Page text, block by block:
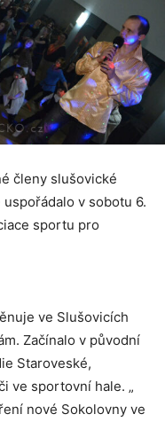
členy slušovické
v sobotu 6.
sportu pro
ve Slušovicích
Začínalo v původní
Staroveské,
ve sportovní hale. „
nové Sokolovny ve